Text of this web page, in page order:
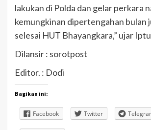
lakukan di Polda dan gelar perkara
kemungkinan dipertengahan bulan
selesai HUT Bhayangkara,” ujar
Dilansir : sorotpost
Editor. : Dodi
Bagikan ini:
Facebook Twitter